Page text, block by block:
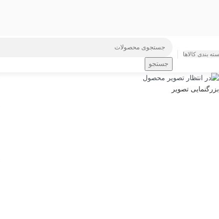
بندی کالاها
جستجو
بزرگنمایی تصویر